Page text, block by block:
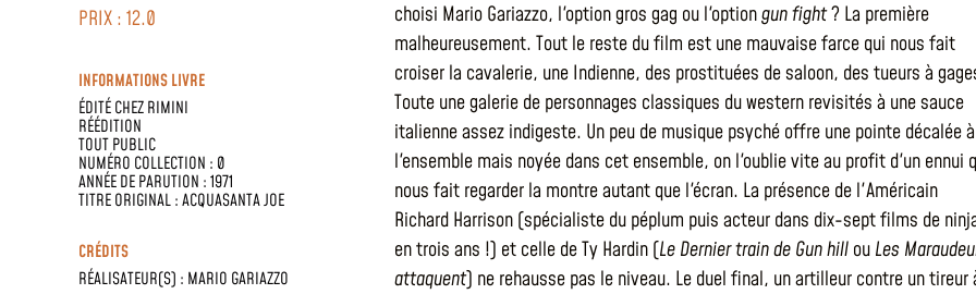
PRIX : 12.0
INFORMATIONS LIVRE
ÉDITÉ CHEZRIMINI
RÉÉDITION
TOUT PUBLIC
NUMÉRO COLLECTION : 0
ANNÉE DE PARUTION : 1971
TITRE ORIGINAL : ACQUASANTA JOE
CRÉDITS
RÉALISATEUR(S) : MARIO GARIAZZO
choisi Mario Gariazzo, l'option gros gag ou l'optiongun fight? La première
malheureusement. Tout le reste du film est une mauvaise farce qui nous fait
croiser la cavalerie, une Indienne, des prostituées de saloon, des tueurs à
Toute une galerie de personnages classiques du western revisités à une sauce
italienne assez indigeste. Un peu de musique psyché offre une pointe décalée à
l'ensemble mais noyée dans cet ensemble, on l'oublie vite au profit d'un ennui
nous fait regarder la montre autant que l'écran. La présence de l'Américain
Richard Harrison (spécialiste du péplum puis acteur dans dix-sept films de
en trois ans !) et celle de Ty Hardin (Le Dernier train de Gun hill ou Les
attaquent) ne rehausse pas le niveau. Le duel final, un artilleur contre un tireur